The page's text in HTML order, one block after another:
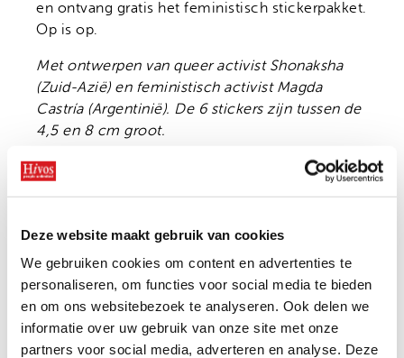
Deze website maakt gebruik van cookies
We gebruiken cookies om content en advertenties te
personaliseren, om functies voor social media te bieden
en om ons websitebezoek te analyseren. Ook delen we
informatie over uw gebruik van onze site met onze
partners voor social media, adverteren en analyse. Deze
en ontvang gratis het feministisch stickerpakket.
Op is op.
Met ontwerpen van queer activist Shonaksha
(Zuid-Azië) en feministisch activist Magda
Castría (Argentinië). De 6 stickers zijn tussen de
4,5 en 8 cm groot.
1 2
Word vaste donateur en ontvang het unieke
stickerpakket.
Ik doneer*
Maandelijks
Grote gift
Geven als bedrijf
Belastingvrij schenken
Hivos in je testament
Free to be Me
Klimaatrechtvaardigheid
Moedige mensen
Onze visie
Onze organisatie
Onze successen
Contact